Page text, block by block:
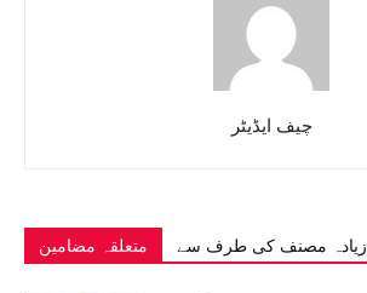
چیف ایڈیٹر
متعلقہ مضامین زیادہ مصنف کی طرف سے